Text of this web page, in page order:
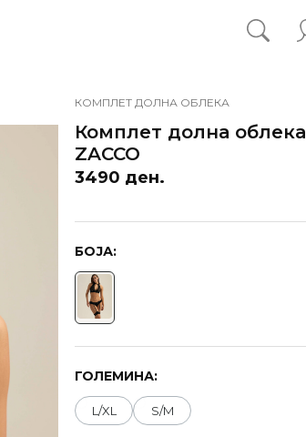
КОМПЛЕТ ДОЛНА ОБЛЕКА
Комплет долна облека
ZACCO
3490 ден.
БОЈА:
ГОЛЕМИНА:
L/XL S/M